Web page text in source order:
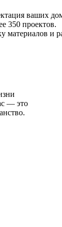
ваших
350 проектов.
материалов и
— это